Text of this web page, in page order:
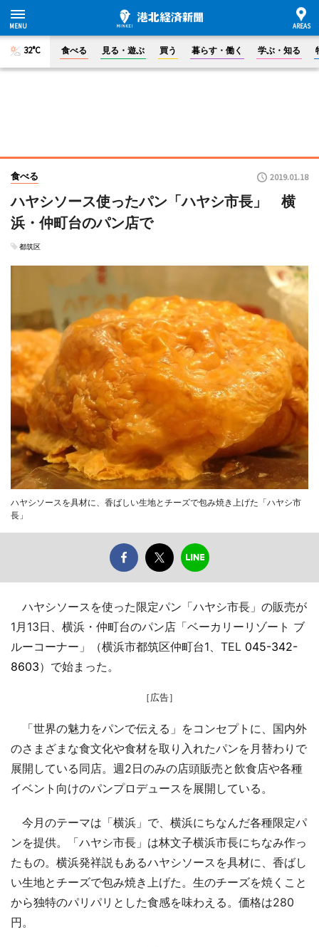
32°C 食べる 見る・遊ぶ 買う 暮らす・働く 学ぶ・知る
食べる 2019.01.18
ハヤシソース使ったパン「ハヤシ市長」 横
浜・仲町台のパン店で
都筑区
ハヤシソースを具材に、香ばしい生地とチーズで包み焼き上げた「ハヤシ市
長」
ハヤシソースを使った限定パン「ハヤシ市長」の販売が
1月13日、横浜・仲町台のパン店「ベーカリーリゾート ブ
ルーコーナー」（横浜市都筑区仲町台1、TEL 045-342-
8603）で始まった。
［広告］
「世界の魅力をパンで伝える」をコンセプトに、国内外
のさまざまな食文化や食材を取り入れたパンを月替わりで
展開している同店。週2日のみの店頭販売と飲食店や各種
イベント向けのパンプロデュースを展開している。
今月のテーマは「横浜」で、横浜にちなんだ各種限定パ
ンを提供。「ハヤシ市長」は林文子横浜市長にちなみ作っ
たもの。横浜発祥説もあるハヤシソースを具材に、香ばし
い生地とチーズで包み焼き上げた。生のチーズを焼くこと
から独特のパリパリとした食感を味わえる。価格は280
円。